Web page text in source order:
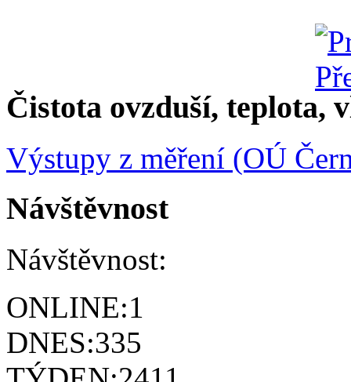
Čistota ovzduší, teplota,
Výstupy z měření (OÚ
Návštěvnost
Návštěvnost:
ONLINE:1
DNES:335